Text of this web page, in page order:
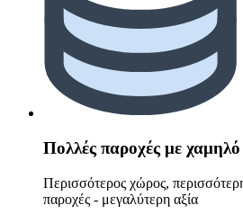
Πολλές παροχές με
Περισσότερος χώρος,
παροχές - μεγαλύτερη αξία